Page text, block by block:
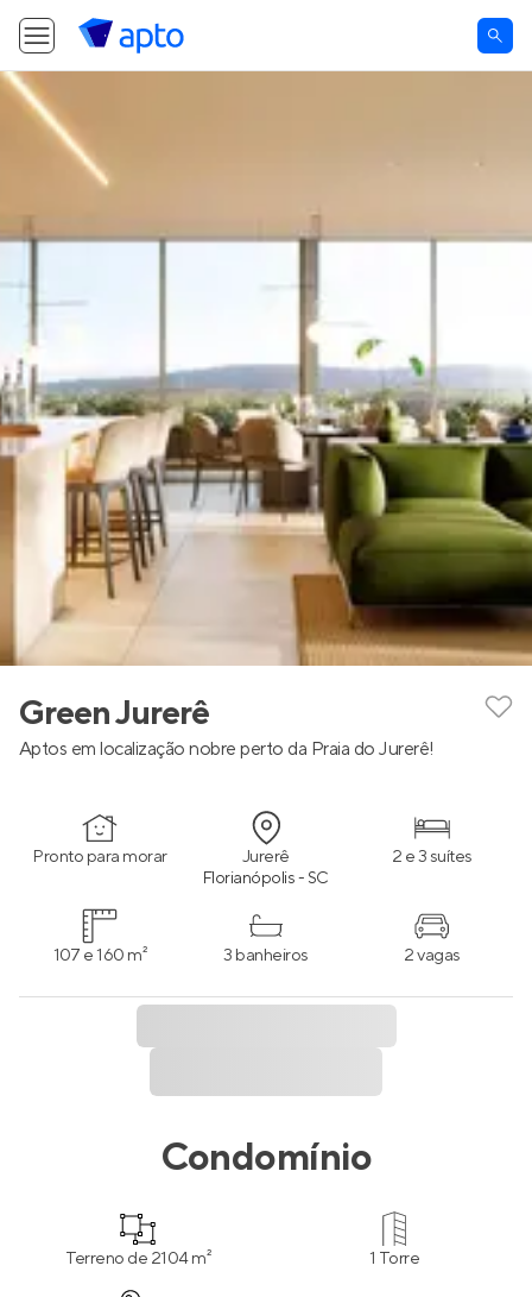
Green Jurerê
Aptos em localização nobre perto da Praia do Jurerê!
Pronto para morar Jurerê
Florianópolis - SC
2 e 3 suítes
107 e 160 m² 3 banheiros 2 vagas
Condomínio
Terreno de 2104 m² 1 Torre